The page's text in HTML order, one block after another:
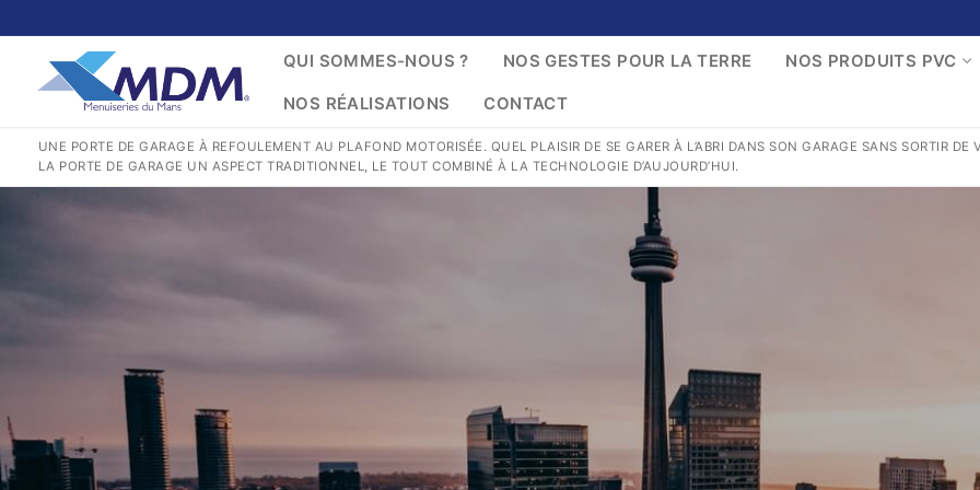
au
contenu
QUI SOMMES-NOUS ? NOS GESTES POUR LA TERRE NOS PRODUITS PVC
NOS RÉALISATIONS CONTACT
CONTACT@MENUISERIESDUMANS.FR
NOS GESTES POUR LA TERRE
NOS PRODUITS PVC
UNE PORTE DE GARAGE À REFOULEMENT AU PLAFOND MOTORISÉE. QUEL PLAISIR DE SE GARER À L’ABRI DANS SON GARAGE SANS SORTIR
LA PORTE DE GARAGE UN ASPECT TRADITIONNEL, LE TOUT COMBINÉ À LA TECHNOLOGIE D’AUJOURD’HUI.